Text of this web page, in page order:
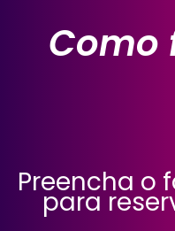
Como
Preencha o
para